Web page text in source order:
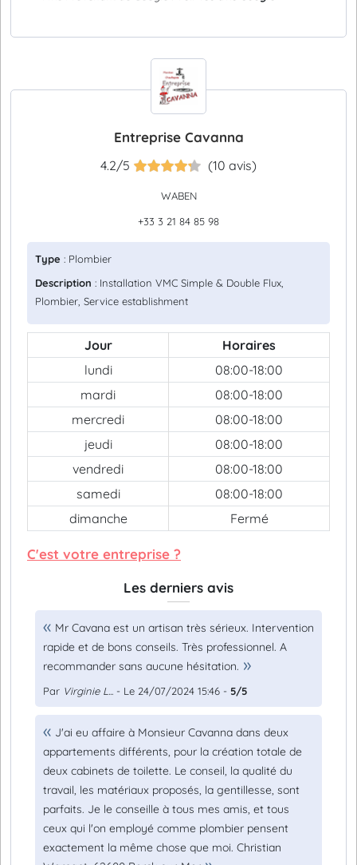
Entreprise Cavanna
4.2/5 (10 avis)
WABEN
+33 3 21 84 85 98
Type : Plombier
Description : Installation VMC Simple & Double Flux,
Plombier, Service establishment
Jour
Horaires
lundi
08:00-18:00
mardi
08:00-18:00
mercredi
08:00-18:00
jeudi
08:00-18:00
vendredi
08:00-18:00
samedi
08:00-18:00
dimanche
Fermé
C'est votre entreprise ?
Les derniers avis
Mr Cavana est un artisan très sérieux. Intervention
rapide et de bons conseils. Très professionnel. A
recommander sans aucune hésitation.
Par Virginie L... - Le 24/07/2024 15:46 - 5/5
J'ai eu affaire à Monsieur Cavanna dans deux
appartements différents, pour la création totale de
deux cabinets de toilette. Le conseil, la qualité du
travail, les matériaux proposés, la gentillesse, sont
parfaits. Je le conseille à tous mes amis, et tous
ceux qui l'on employé comme plombier pensent
exactement la même chose que moi. Christian